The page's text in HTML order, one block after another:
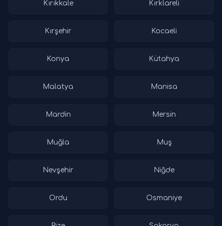
Kırıkkale Kırklareli
Kırşehir Kocaeli
Konya Kütahya
Malatya Manisa
Mardin Mersin
Muğla Muş
Nevşehir Niğde
Ordu Osmaniye